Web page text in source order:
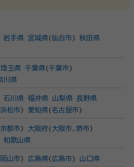
岩手県 宮城県(仙台市)
秋田県
埼玉県 千葉県(千葉市)
川県
石川県 福井県 山梨県 長野県
浜松市) 愛知県( 名古屋市)
京都市) 大阪府( 大阪市、 堺市)
和歌山県
岡山市) 広島県( 広島市) 山口県